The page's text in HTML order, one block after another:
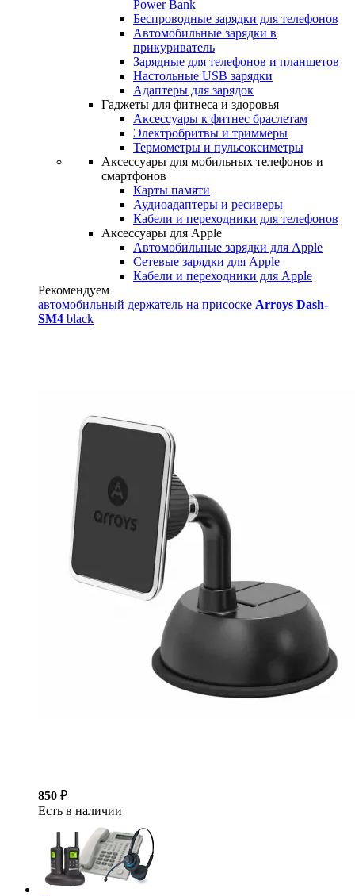
Power Bank
Беспроводные зарядки для телефонов
Автомобильные зарядки в
прикуриватель
Зарядные для телефонов и планшетов
Настольные USB зарядки
Адаптеры для зарядок
Гаджеты для фитнеса и здоровья
Аксессуары к фитнес браслетам
Электробритвы и триммеры
Термометры и пульсоксиметры
Аксессуары для мобильных телефонов и
смартфонов
Карты памяти
Аудиоадаптеры и ресиверы
Кабели и переходники для телефонов
Аксессуары для Apple
Автомобильные зарядки для Apple
Сетевые зарядки для Apple
Кабели и переходники для Apple
Рекомендуем
автомобильный держатель на присоске Arroys Dash-
SM4 black
850 ₽
Есть в наличии